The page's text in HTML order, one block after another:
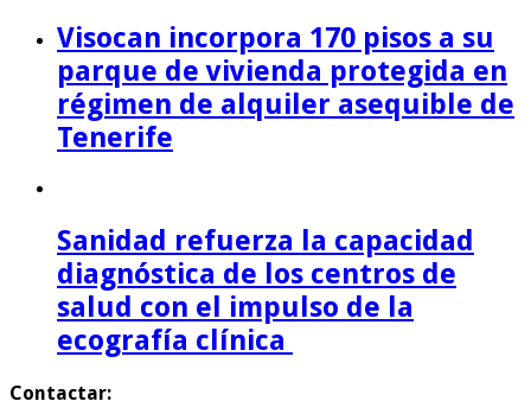
Visocan incorpora 170 pisos a su
parque de vivienda protegida en
régimen de alquiler asequible de
Tenerife
Sanidad refuerza la capacidad
diagnóstica de los centros de
salud con el impulso de la
ecografía clínica
Contactar: